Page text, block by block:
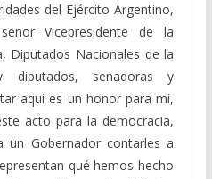
del Ejército Argentino,
Vicepresidente de la
Diputados Nacionales de la
diputados, senadoras y
aquí es un honor para mí,
acto para la democracia,
un Gobernador contarles a
qué hemos hecho